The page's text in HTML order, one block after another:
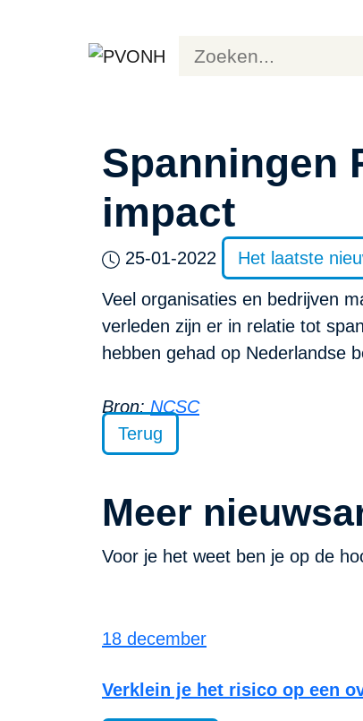
Spanningen
impact
25-01-2022 Het laatste
Veel organisaties en bedrijven
verleden zijn er in relatie tot
hebben gehad op Nederlandse
Bron: NCSC
Terug
Meer
Voor je het weet ben je op de
18 december
Verklein je het risico op een